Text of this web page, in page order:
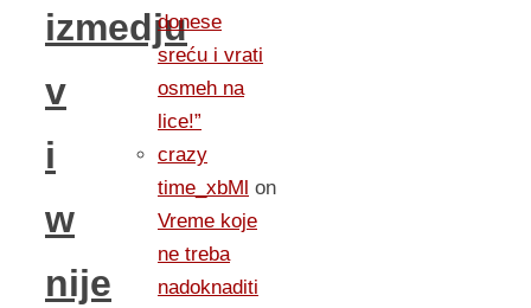
izmedju
v
i
w
nije
donese
sreću i vrati
osmeh na
lice!”
crazy
time_xbMl on
Vreme koje
ne treba
nadoknaditi